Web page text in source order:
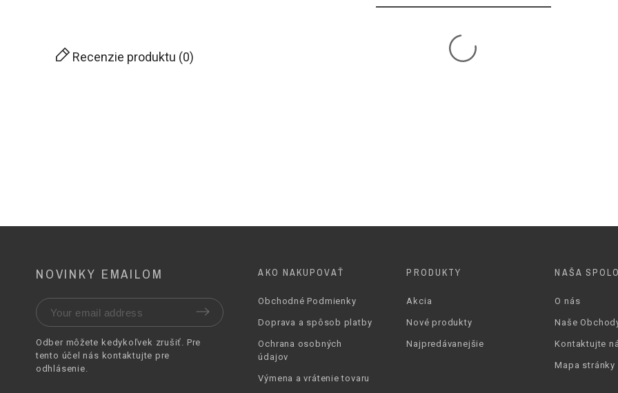
Podšívka
Recenzie produktu (0)
NOVINKY EMAILOM
Odber môžete kedykoľvek zrušiť. Pre
tento účel nás kontaktujte pre
odhlásenie.
AKO NAKUPOVAŤ
Obchodné Podmienky
Doprava a spôsob platby
Ochrana osobných
údajov
Výmena a vrátenie tovaru
PRODUKTY
Akcia
Nové produkty
Najpredávanejšie
NAŠA
O nás
Naše
Kontaktujte
Mapa stránky